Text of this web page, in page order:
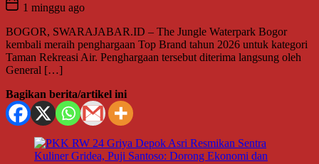
1 minggu ago
BOGOR, SWARAJABAR.ID – The Jungle Waterpark Bogor
kembali meraih penghargaan Top Brand tahun 2026 untuk kategori
Taman Rekreasi Air. Penghargaan tersebut diterima langsung oleh
General […]
Bagikan berita/artikel ini